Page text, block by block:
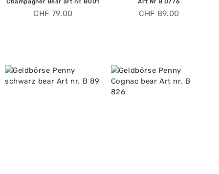
CHF 79.00 CHF 89.00